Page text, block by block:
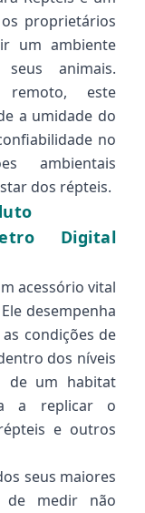
proprietários
um ambiente
animais.
este
a umidade do
no
ambientais
dos répteis.
Digital
acessório vital
desempenha
condições de
dos níveis
de um habitat
a replicar o
e outros
seus maiores
de medir não